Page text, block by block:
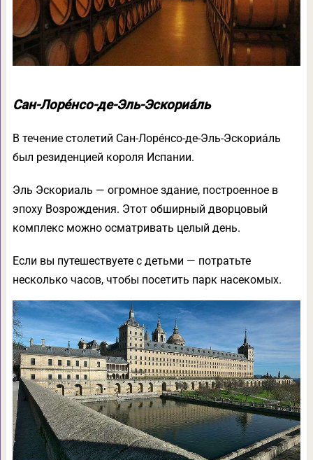
Сан-Лорéнсо-де-Эль-Эскориáль
В течение столетий Сан-Лорéнсо-де-Эль-Эскориáль
был резиденцией короля Испании.
Эль Эскориаль — огромное здание, построенное в
эпоху Возрождения. Этот обширный дворцовый
комплекс можно осматривать целый день.
Если вы путешествуете с детьми — потратьте
несколько часов, чтобы посетить парк насекомых.